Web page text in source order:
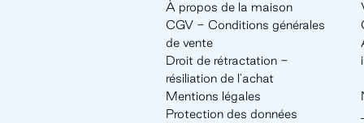
À propos de la maison
CGV - Conditions générales
de vente
Droit de rétractation -
résiliation de l'achat
Mentions légales
Protection des données